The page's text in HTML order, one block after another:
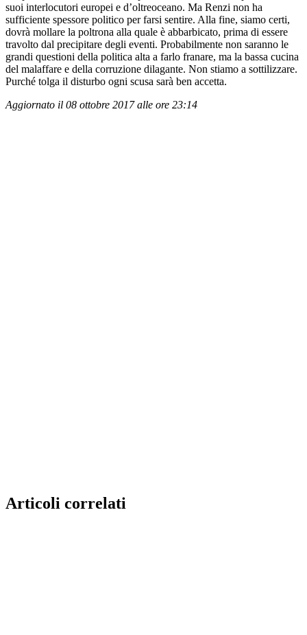
suoi interlocutori europei e d’oltreoceano. Ma Renzi non ha
sufficiente spessore politico per farsi sentire. Alla fine, siamo certi,
dovrà mollare la poltrona alla quale è abbarbicato, prima di essere
travolto dal precipitare degli eventi. Probabilmente non saranno le
grandi questioni della politica alta a farlo franare, ma la bassa cucina
del malaffare e della corruzione dilagante. Non stiamo a sottilizzare.
Purché tolga il disturbo ogni scusa sarà ben accetta.
Aggiornato il 08 ottobre 2017 alle ore 23:14
Articoli correlati